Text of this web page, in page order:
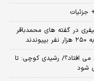
جزئیات
و کیفری در گفته های محمدباقر
افتاد؟/ رشیدی کوچی: تا
شود